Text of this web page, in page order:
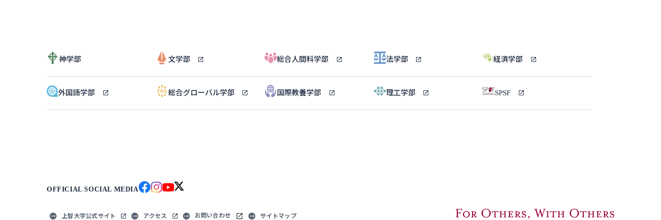
神学部 文学部 総合人間科学部 法学部 経済学部
外国語学部 総合グローバル学部 国際教養学部 理工学部 SPSF
OFFICIAL SOCIAL MEDIA
上智大学公式サイト アクセス お問い合わせ サイトマップ